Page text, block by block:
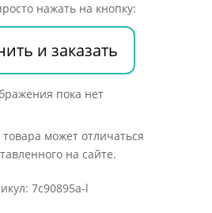
нажать на кнопку:
и заказать
может отличаться
на сайте.
7c90895a-l